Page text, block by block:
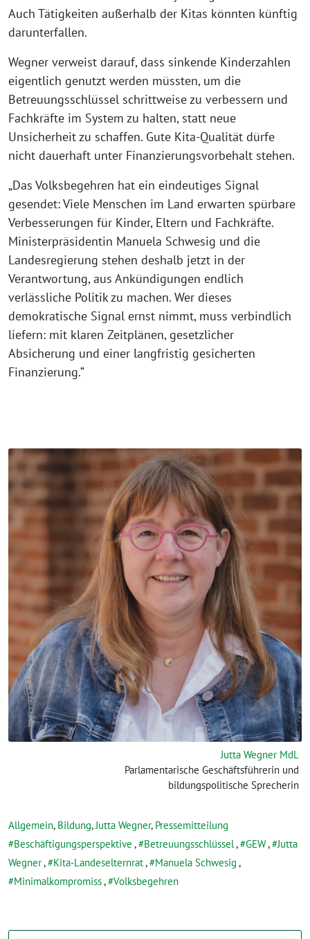
Auch Tätigkeiten außerhalb der Kitas könnten künftig
darunterfallen.
Wegner verweist darauf, dass sinkende Kinderzahlen
eigentlich genutzt werden müssten, um die
Betreuungsschlüssel schrittweise zu verbessern und
Fachkräfte im System zu halten, statt neue
Unsicherheit zu schaffen. Gute Kita-Qualität dürfe
nicht dauerhaft unter Finanzierungsvorbehalt stehen.
„Das Volksbegehren hat ein eindeutiges Signal
gesendet: Viele Menschen im Land erwarten spürbare
Verbesserungen für Kinder, Eltern und Fachkräfte.
Ministerpräsidentin Manuela Schwesig und die
Landesregierung stehen deshalb jetzt in der
Verantwortung, aus Ankündigungen endlich
verlässliche Politik zu machen. Wer dieses
demokratische Signal ernst nimmt, muss verbindlich
liefern: mit klaren Zeitplänen, gesetzlicher
Absicherung und einer langfristig gesicherten
Finanzierung.“
Jutta Wegner MdL
Parlamentarische Geschäftsführerin und
bildungspolitische Sprecherin
Allgemein, Bildung, Jutta Wegner, Pressemitteilung
Beschäftigungsperspektive , Betreuungsschlüssel , GEW,
Jutta
Wegner, Kita-Landeselternrat, Manuela Schwesig ,
Minimalkompromiss, Volksbegehren